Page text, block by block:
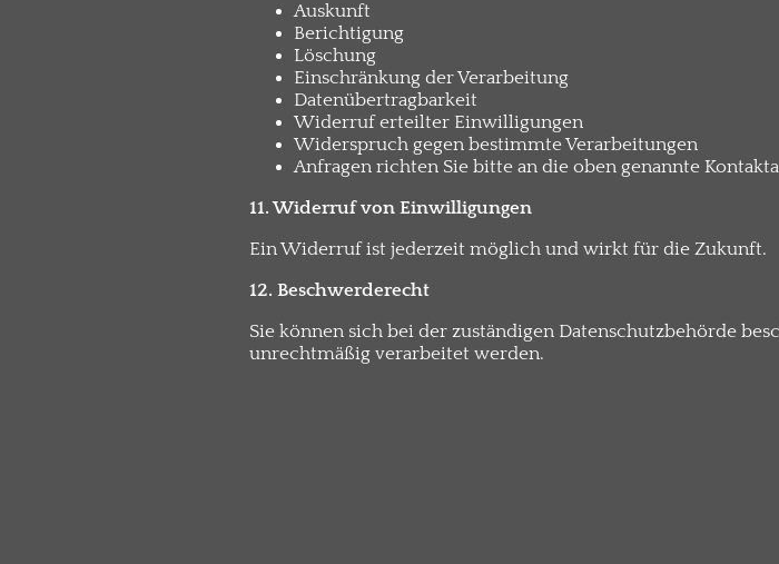
Auskunft
Berichtigung
Löschung
Einschränkung der Verarbeitung
Datenübertragbarkeit
Widerruf erteilter Einwilligungen
Widerspruch gegen bestimmte Verarbeitungen
Anfragen richten Sie bitte an die oben genannte
11. Widerruf von Einwilligungen
Ein Widerruf ist jederzeit möglich und wirkt für die Zukunft.
12. Beschwerderecht
Sie können sich bei der zuständigen Datenschutzbehörde
unrechtmäßig verarbeitet werden.